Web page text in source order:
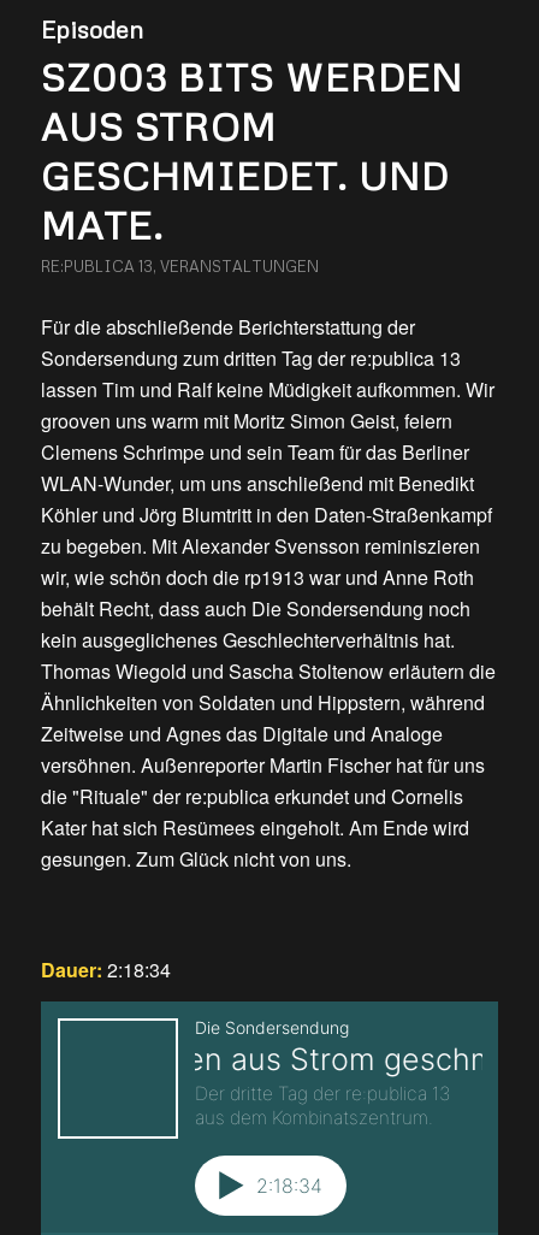
Episoden
SZ003 BITS WERDEN
AUS STROM
GESCHMIEDET. UND
MATE.
RE:PUBLICA 13, VERANSTALTUNGEN
Für die abschließende Berichterstattung der
Sondersendung zum dritten Tag der re:publica 13
lassen Tim und Ralf keine Müdigkeit aufkommen. Wir
grooven uns warm mit Moritz Simon Geist, feiern
Clemens Schrimpe und sein Team für das Berliner
WLAN-Wunder, um uns anschließend mit Benedikt
Köhler und Jörg Blumtritt in den Daten-Straßenkampf
zu begeben. Mit Alexander Svensson reminiszieren
wir, wie schön doch die rp1913 war und Anne Roth
behält Recht, dass auch Die Sondersendung noch
kein ausgeglichenes Geschlechterverhältnis hat.
Thomas Wiegold und Sascha Stoltenow erläutern die
Ähnlichkeiten von Soldaten und Hippstern, während
Zeitweise und Agnes das Digitale und Analoge
versöhnen. Außenreporter Martin Fischer hat für uns
die "Rituale" der re:publica erkundet und Cornelis
Kater hat sich Resümees eingeholt. Am Ende wird
gesungen. Zum Glück nicht von uns.
Dauer: 2:18:34